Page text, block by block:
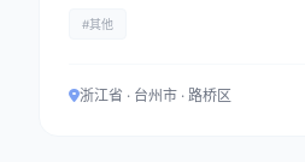
#其他
浙江省 · 台州市 · 路桥区